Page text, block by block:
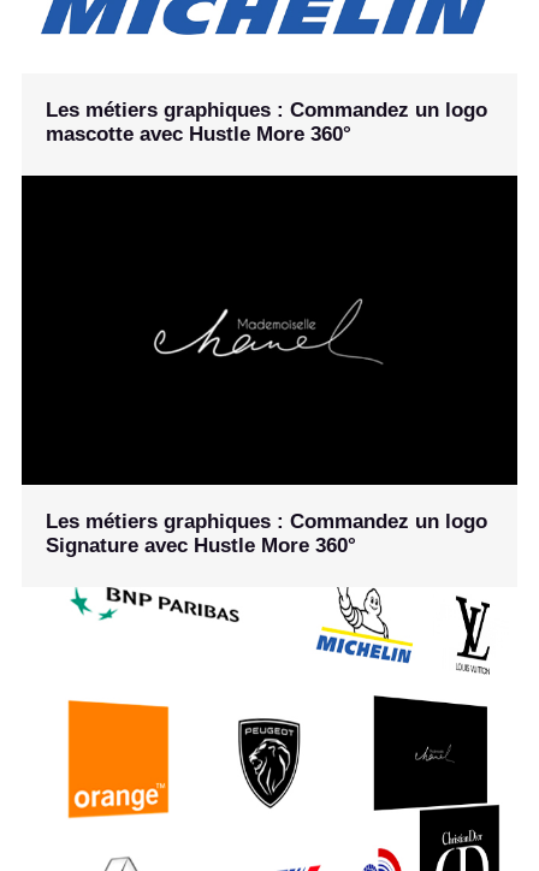
Les métiers graphiques : Commandez un logo
mascotte avec Hustle More 360°
Les métiers graphiques : Commandez un logo
Signature avec Hustle More 360°